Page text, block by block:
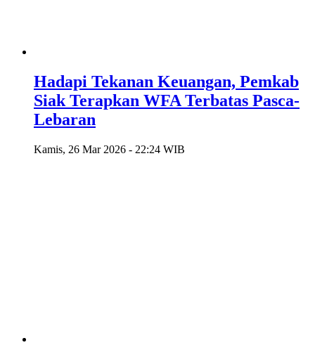
Hadapi Tekanan Keuangan, Pemkab
Siak Terapkan WFA Terbatas Pasca-
Lebaran
Kamis, 26 Mar 2026 - 22:24 WIB